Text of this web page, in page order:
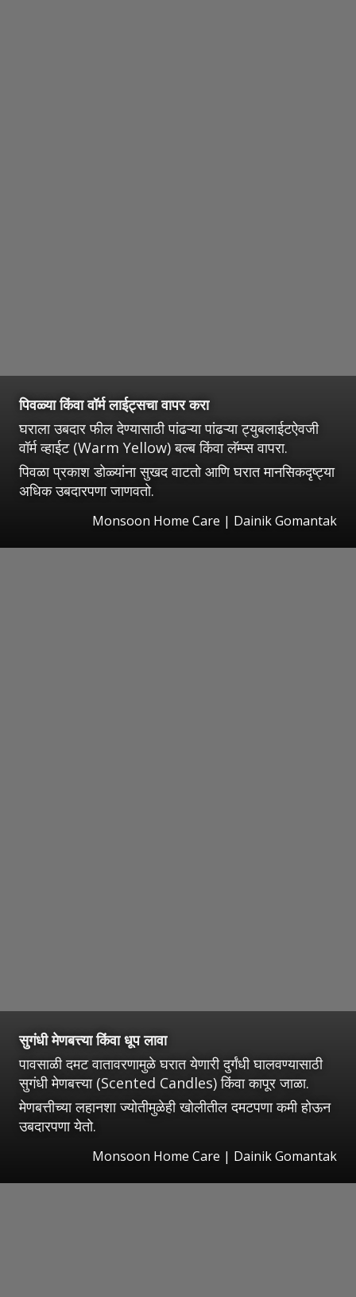
पिवळ्या किंवा वॉर्म लाईट्सचा वापर करा
घराला उबदार फील देण्यासाठी पांढऱ्या पांढऱ्या ट्युबलाईटऐवजी
वॉर्म व्हाईट (Warm Yellow) बल्ब किंवा लॅम्प्स वापरा.
पिवळा प्रकाश डोळ्यांना सुखद वाटतो आणि घरात मानसिकदृष्ट्या
अधिक उबदारपणा जाणवतो.
Monsoon Home Care | Dainik Gomantak
सुगंधी मेणबत्त्या किंवा धूप लावा
पावसाळी दमट वातावरणामुळे घरात येणारी दुर्गंधी घालवण्यासाठी
सुगंधी मेणबत्त्या (Scented Candles) किंवा कापूर जाळा.
मेणबत्तीच्या लहानशा ज्योतीमुळेही खोलीतील दमटपणा कमी होऊन
उबदारपणा येतो.
Monsoon Home Care | Dainik Gomantak